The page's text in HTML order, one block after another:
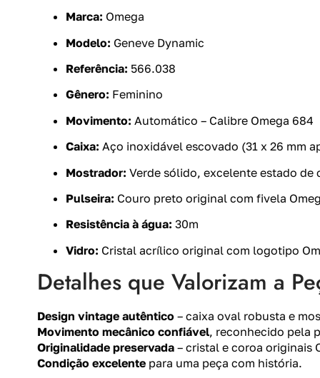
Marca: Omega
Modelo: Geneve Dynamic
Referência: 566.038
Gênero: Feminino
Movimento: Automático – Calibre Omega 684
Caixa: Aço inoxidável escovado (31 x 26 mm
Mostrador: Verde sólido, excelente estado de
Pulseira: Couro preto original com fivela
Resistência à água: 30m
Vidro: Cristal acrílico original com logotipo
Detalhes que Valorizam a
Design vintage autêntico – caixa oval robusta e
Movimento mecânico confiável, reconhecido pela
Originalidade preservada – cristal e coroa originais
Condição excelente para uma peça com história.